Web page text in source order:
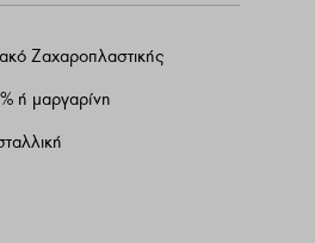
Ζαχαροπλαστικής
ή μαργαρίνη